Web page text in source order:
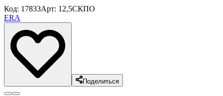
Код: 17833Арт: 12,5СКПО
ERA
Поделиться